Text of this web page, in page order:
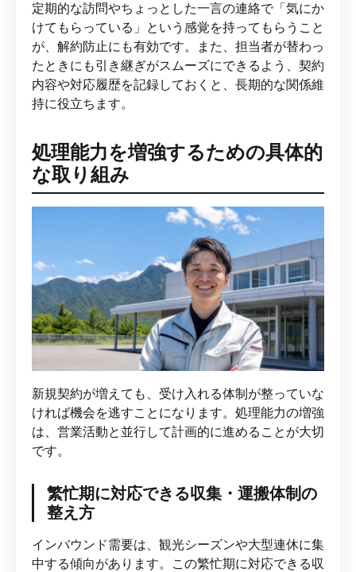
定期的な訪問やちょっとした一言の連絡で「気にか
けてもらっている」という感覚を持ってもらうこと
が、解約防止にも有効です。また、担当者が替わっ
たときにも引き継ぎがスムーズにできるよう、契約
内容や対応履歴を記録しておくと、長期的な関係維
持に役立ちます。
処理能力を増強するための具体的
な取り組み
新規契約が増えても、受け入れる体制が整っていな
ければ機会を逃すことになります。処理能力の増強
は、営業活動と並行して計画的に進めることが大切
です。
繁忙期に対応できる収集・運搬体制の
整え方
インバウンド需要は、観光シーズンや大型連休に集
中する傾向があります。この繁忙期に対応できる収